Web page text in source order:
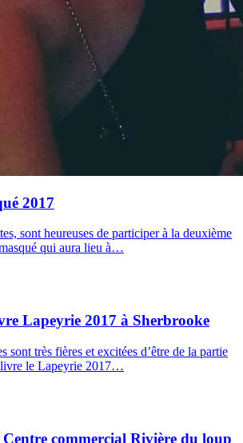
2017
sont heureuses de participer à la deuxième
qui aura lieu à…
Lapeyrie 2017 à Sherbrooke
sont très fières et excitées d’être de la partie
le Lapeyrie 2017…
commercial Rivière du loup